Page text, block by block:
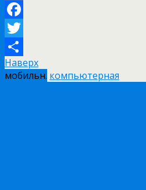
Facebook
Twitter
Отправить
Наверх
мобильн. компьютерная